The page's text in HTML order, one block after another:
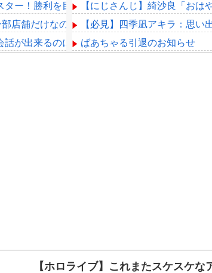
ター！勝利を目指してアクセル全開なのら！！
店舗だけなのか…絶望した
話が出来るのにお前らときたら……
【にじさんじ】綺沙良「お
【必見】四季凪アキラ：思い
ばあちゃる引退のお知らせ
【My Voice Zoo】自分の声で
#46【 #ストグラ 】あたちは
【ホロライブ】これまたスケスケな